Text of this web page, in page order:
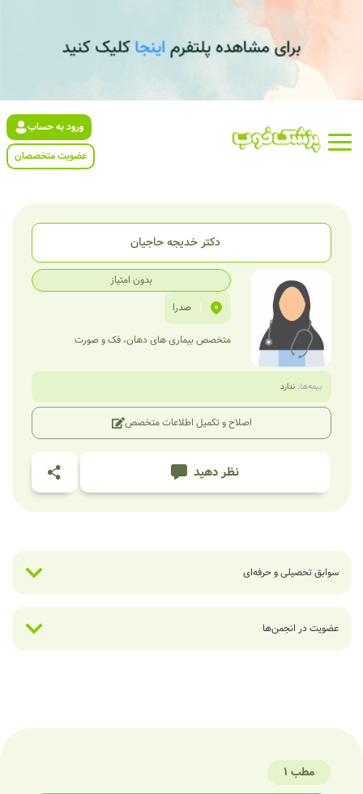
ورود به حساب
عضویت متخصصان
دکتر خدیجه حاجیان
بدون امتیاز
| صدرا
متخصص بیماری‌ های دهان، فک و صورت
بیمه‌ها: ندارد
اصلاح و تکمیل اطلاعات متخصص
نظر دهید
سوابق تحصیلی و حرفه‌ای
عضویت در انجمن‌ها
مطب 1